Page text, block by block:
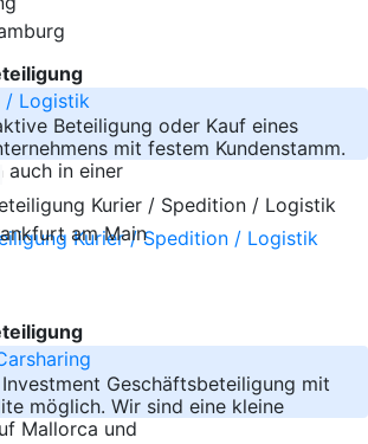
/ Logistik
Beteiligung oder Kauf eines
mit festem Kundenstamm.
auch in einer
am Main
Geschäftsbeteiligung mit
möglich. Wir sind eine kleine
Mallorca und